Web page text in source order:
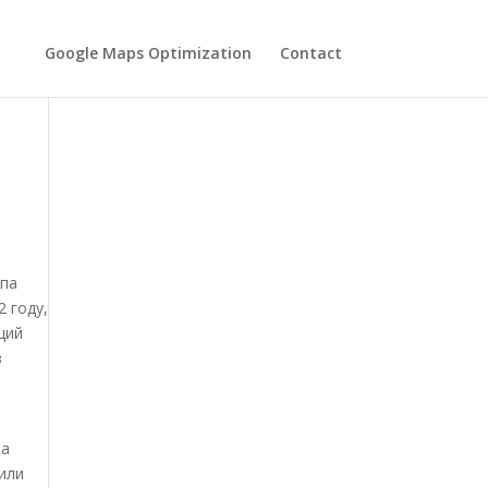
Google Maps Optimization Contact
году,